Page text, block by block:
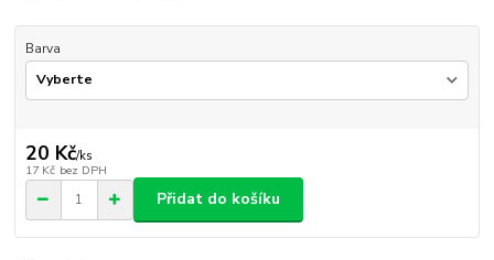
Barva
20 Kč/ks
17 Kč bez DPH
Přidat do košíku